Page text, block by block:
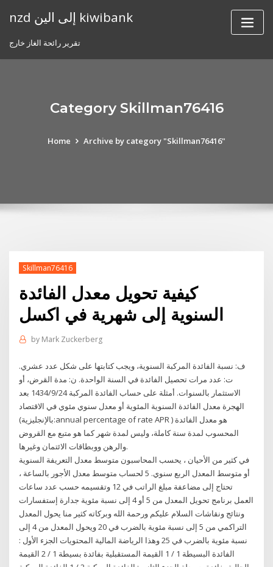
nzd إلى الين kiwibank
تقرير رائحة الغاز خارج
Category Skillman76416
Home Archive by category "Skillman76416"
Skillman76416
كيفية تحويل معدل الفائدة
السنوية إلى شهرية في اكسل
by Mark Zuckerberg
ف: نسبة الفائدة المركبة السنوية، ويجب كتابتها على شكل عدد عشري.
ت: عدد مرات تحصيل الفائدة في السنة الواحدة. ن: مدة القرض، أو
الاستثمار بالسنوات. أمثلة على حساب الفائدة المركبة 24‏‏/9‏‏/1434 بعد
الهجرة معدل الفائدة السنوية المئوية أو معدل سنوي مئوي في الاقتصاد
(بالإنجليزية:annual percentage of rate APR ) هو معدل الفائدة
المحسوب لمدة سنة كاملة، وليس لمدة شهر كما هو متبع مع القروض
والرهن ووبطاقات الائتمان وغيرها.
في كثير من الأحيان ، يحسب المحاسبون متوسط معدل التعريفة السنوية
أو متوسط المعدل الربع سنوي. 5 لحساب متوسط معدل الأجور بالساعة ،
تحتاج إلى مضاعفة مبلغ الراتب في 12 وتقسيمه حسب عدد ساعات
العمل برنامج تحويل المعدل من 5 أو 4 إلى نسبة مئوية جدارة إستفسارات
ونتائج ونقاشات السلام عليكم ورحمة الله وبركاته كثير منا يحول المعدل
التراكمي من 5 إلى نسبة مئوية بالضرب في 20 ويحول المعدل من 4 إلى
نسبة مئوية بالضرب في 25 وهذا الرياضة المالية المحتويات الجزء الأول :
الفائدة البسيطة 1 / 1 القيمة المستقبلية بفائدة بسيطة 1 / 2 القيمة